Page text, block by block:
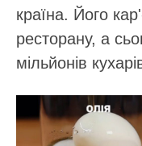
країна. Його
ресторану, а
мільйонів